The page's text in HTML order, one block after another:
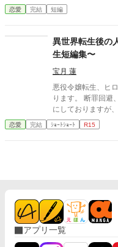
彼は少女の父親。 怒らせてはならない人々に繋がる少女の婚約
解消が、思わぬ展開を導きだす。 な
恋愛 完結 短編
異世界転生後の
生短編集〜
宝月 蓮
悪役令嬢転生、ヒ
ります。 断罪回避、
にしておりますが、随時追
クヨムにも掲載して
恋愛 完結 ｼｮｰﾄｼｮｰﾄ R15
アプリ一覧